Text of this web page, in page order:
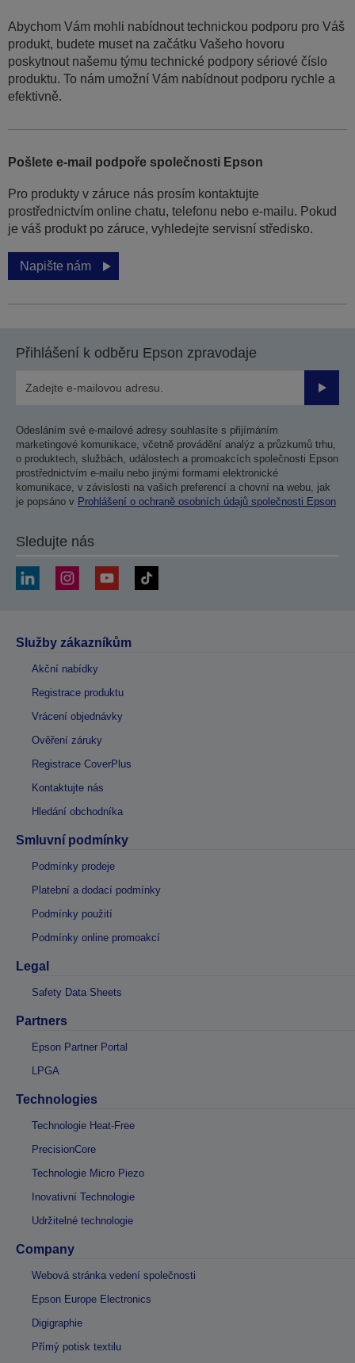
Abychom Vám mohli nabídnout technickou podporu pro Váš
produkt, budete muset na začátku Vašeho hovoru
poskytnout našemu týmu technické podpory sériové číslo
produktu. To nám umožní Vám nabídnout podporu rychle a
efektivně.
Pošlete e-mail podpoře společnosti Epson
Pro produkty v záruce nás prosím kontaktujte
prostřednictvím online chatu, telefonu nebo e-mailu. Pokud
je váš produkt po záruce, vyhledejte servisní středisko.
Napište nám
Přihlášení k odběru Epson zpravodaje
Odesláním své e-mailové adresy souhlasíte s přijímáním
marketingové komunikace, včetně provádění analýz a průzkumů trhu,
o produktech, službách, událostech a promoakcích společnosti Epson
prostřednictvím e-mailu nebo jinými formami elektronické
komunikace, v závislosti na vašich preferencí a chovní na webu, jak
je popsáno v Prohlášení o ochraně osobních údajů společnosti Epson
Sledujte nás
Služby zákazníkům
Akční nabídky
Registrace produktu
Vrácení objednávky
Ověření záruky
Registrace CoverPlus
Kontaktujte nás
Hledání obchodníka
Smluvní podmínky
Podmínky prodeje
Platební a dodací podmínky
Podmínky použití
Podmínky online promoakcí
Legal
Safety Data Sheets
Partners
Epson Partner Portal
LPGA
Technologies
Technologie Heat-Free
PrecisionCore
Technologie Micro Piezo
Inovativní Technologie
Udržitelné technologie
Company
Webová stránka vedení společnosti
Epson Europe Electronics
Digigraphie
Přímý potisk textilu